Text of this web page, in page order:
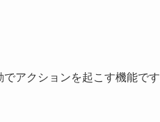
アクションを起こす機能です